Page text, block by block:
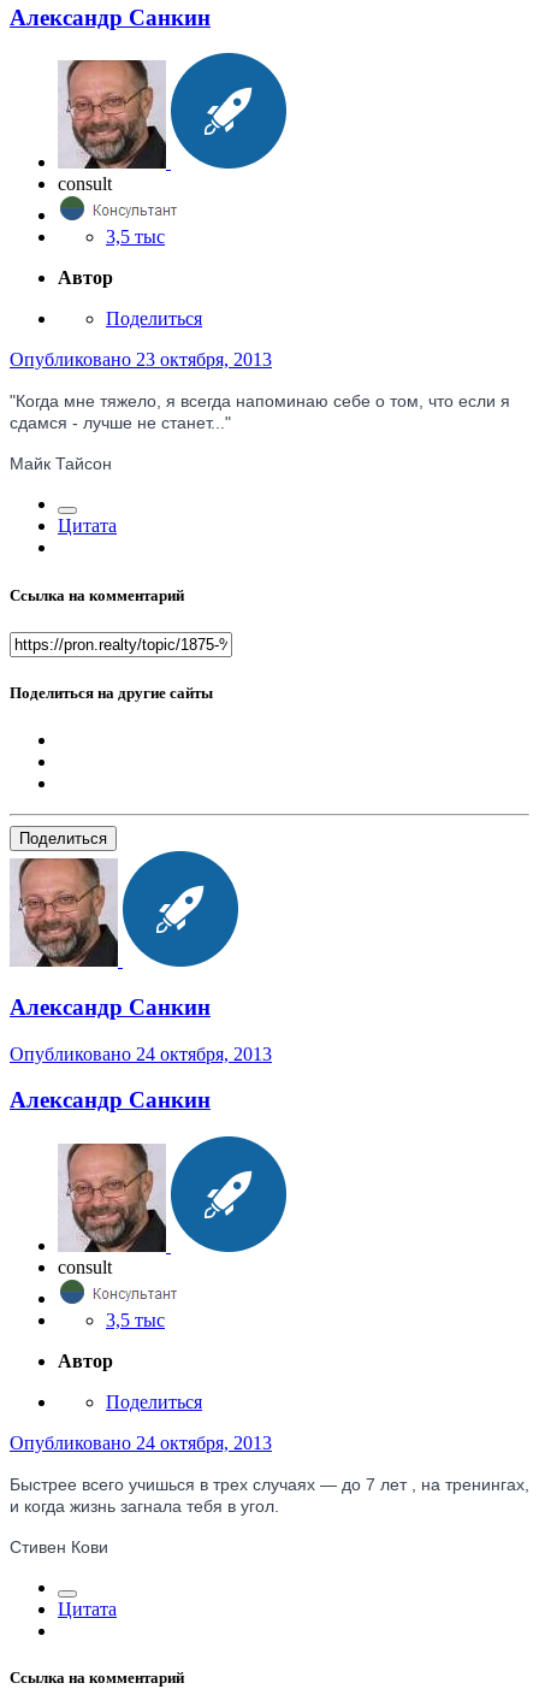
Александр Санкин
consult
3,5 тыс
Автор
Поделиться
Опубликовано 23 октября, 2013
"Когда мне тяжело, я всегда напоминаю себе о том, что если я
сдамся - лучше не станет..."
Майк Тайсон
Цитата
Ссылка на комментарий
Поделиться на другие сайты
Поделиться
Александр Санкин
Опубликовано 24 октября, 2013
Александр Санкин
consult
3,5 тыс
Автор
Поделиться
Опубликовано 24 октября, 2013
Быстрее всего учишься в трех случаях — до 7 лет , на тренингах,
и когда жизнь загнала тебя в угол.
Стивен Кови
Цитата
Ссылка на комментарий